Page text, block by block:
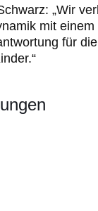
„Wir
mit
für